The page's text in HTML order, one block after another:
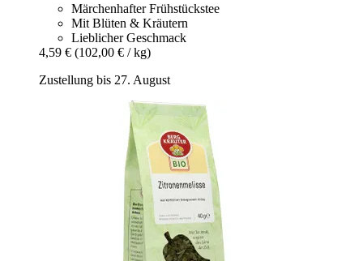
Märchenhafter Frühstückstee
Mit Blüten & Kräutern
Lieblicher Geschmack
4,59 € (102,00 € / kg)
Zustellung bis 27. August